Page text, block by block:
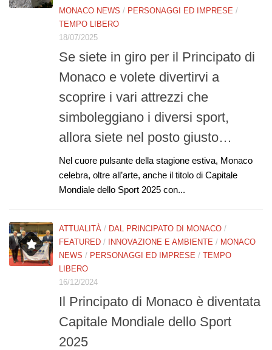
MONACO NEWS / PERSONAGGI ED IMPRESE /
TEMPO LIBERO
18/07/2025
Se siete in giro per il Principato di
Monaco e volete divertirvi a
scoprire i vari attrezzi che
simboleggiano i diversi sport,
allora siete nel posto giusto…
Nel cuore pulsante della stagione estiva, Monaco
celebra, oltre all’arte, anche il titolo di Capitale
Mondiale dello Sport 2025 con...
ATTUALITÀ / DAL PRINCIPATO DI MONACO /
FEATURED / INNOVAZIONE E AMBIENTE / MONACO
NEWS / PERSONAGGI ED IMPRESE / TEMPO
LIBERO
16/12/2024
Il Principato di Monaco è diventata
Capitale Mondiale dello Sport
2025